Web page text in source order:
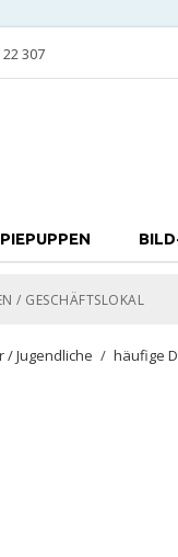
307
/ GESCHÄFTSLOKAL
/ Jugendliche häufige